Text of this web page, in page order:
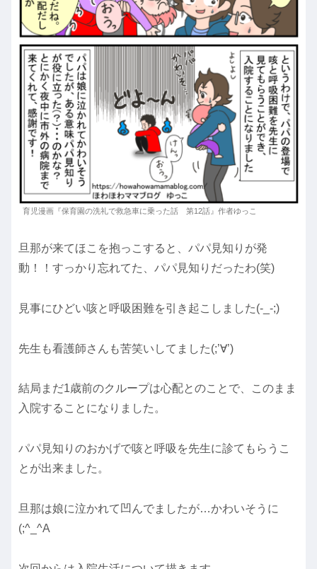
育児漫画『保育園の洗礼で救急車に乗った話 第12話』作者ゆっこ
旦那が来てほこを抱っこすると、パパ見知りが発
動！！すっかり忘れてた、パパ見知りだったわ(笑)
見事にひどい咳と呼吸困難を引き起こしました(-_-;)
先生も看護師さんも苦笑いしてました(;’∀’)
結局まだ1歳前のクループは心配とのことで、このまま
入院することになりました。
パパ見知りのおかげで咳と呼吸を先生に診てもらうこ
とが出来ました。
旦那は娘に泣かれて凹んでましたが…かわいそうに
(;^_^A